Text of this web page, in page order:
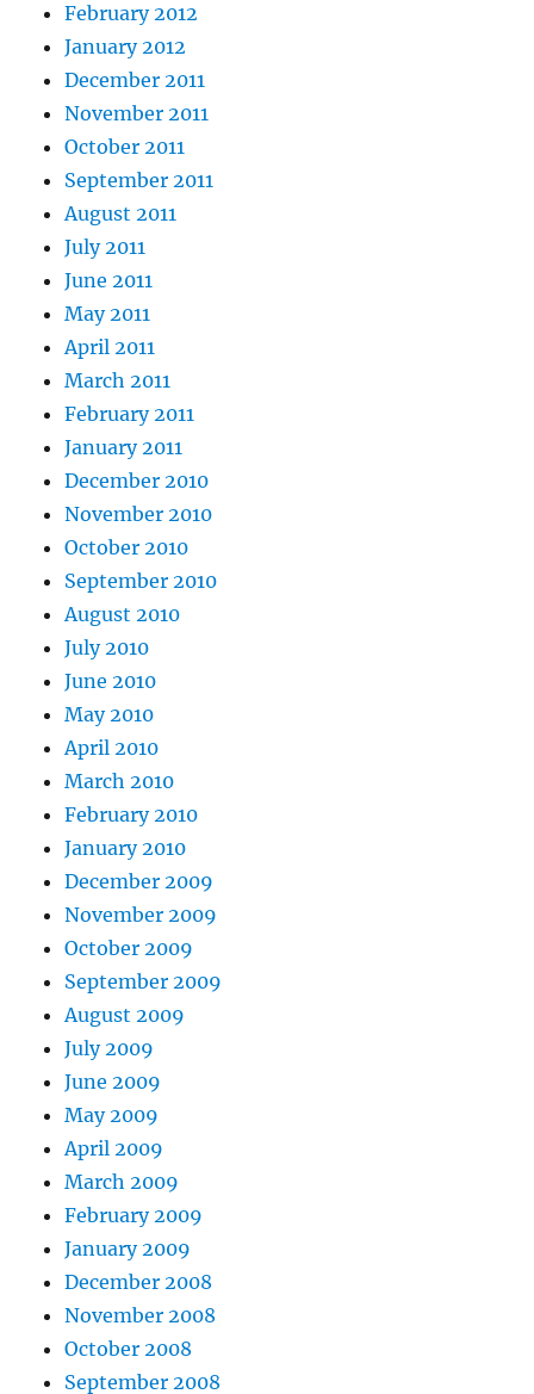
February 2012
January 2012
December 2011
November 2011
October 2011
September 2011
August 2011
July 2011
June 2011
May 2011
April 2011
March 2011
February 2011
January 2011
December 2010
November 2010
October 2010
September 2010
August 2010
July 2010
June 2010
May 2010
April 2010
March 2010
February 2010
January 2010
December 2009
November 2009
October 2009
September 2009
August 2009
July 2009
June 2009
May 2009
April 2009
March 2009
February 2009
January 2009
December 2008
November 2008
October 2008
September 2008